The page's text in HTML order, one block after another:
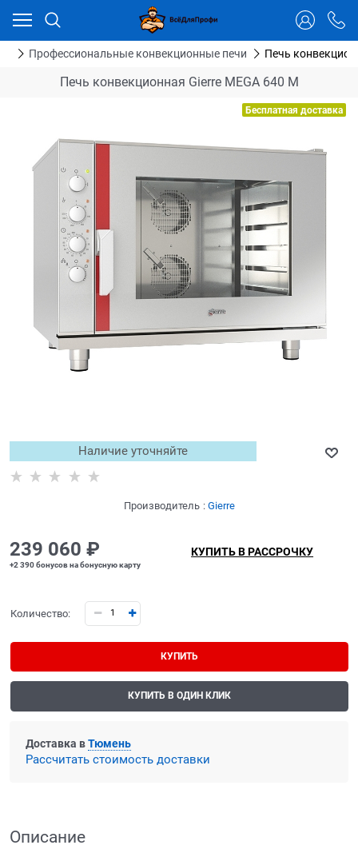
Профессиональные конвекционные печи Печь
Печь конвекционная Gierre MEGA 640 M
Бесплатная доставка
Наличие уточняйте
Производитель : Gierre
239 060 ₽
+2 390 бонусов на бонусную карту
КУПИТЬ В РАССРОЧКУ
Количество:
КУПИТЬ
КУПИТЬ В ОДИН КЛИК
Доставка вТюмень
Рассчитать стоимость доставки
Описание
Ваш город - Тюмень,
угадали?
ДА НЕТ